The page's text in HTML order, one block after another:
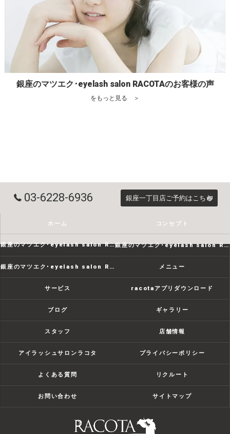
銀座のマツエク･eyelash salon RACOTAのお客様の声
をもっと見る ＞
03-6228-6936 銀座一丁目店ご予約はこちら
ホーム コンセプト
銀座のマツエク･eyelash salon RACOTAの口コミ情報 銀座のマツエク･eyelash salon RACOTAの評判
銀座のマツエク･eyelash salon RACOTAのお客様の声 メニュー
サービス racotaアプリダウンロード
ブログ ギャラリー
スタッフ 店舗情報
アイラッシュサロンラコタ プライバシーポリシー
よくある質問 リクルート
お問い合わせ サイトマップ